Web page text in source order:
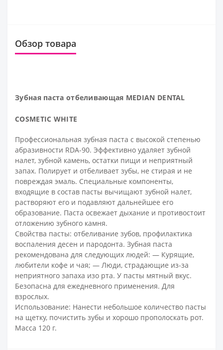
Обзор товара
Зубная паста отбеливающая MEDIAN DENTAL
COSMETIC WHITE
Профессиональная зубная паста с высокой степенью
абразивности RDA-90. Эффективно удаляет зубной
налет, зубной камень, остатки пищи и неприятный
запах. Полирует и отбеливает зубы, не стирая и не
повреждая эмаль. Специальные компоненты,
входящие в состав пасты вычищают зубной налет,
растворяют его и подавляют дальнейшее его
образование. Паста освежает дыхание и противостоит
отложению зубного камня.
Свойства пасты: отбеливание зубов, профилактика
воспаления десен и пародонта. Зубная паста
рекомендована для следующих людей: — Курящие,
любители кофе и чая; — Люди, страдающие из-за
неприятного запаха изо рта. У пасты мятный вкус.
Безопасна для ежедневного применения. Для
взрослых.
Использование: Нанести небольшое количество пасты
на щетку, почистить зубы и хорошо прополоскать рот.
Масса 120 г.